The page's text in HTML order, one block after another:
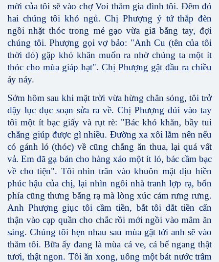
mời của tôi sẽ vào chợ Voi thăm gia đình tôi. Đêm đó
hai chúng tôi khó ngủ. Chị Phượng ý tứ thắp đèn
ngồi nhặt thóc trong mẻ gạo vừa giã bằng tay, đợi
chúng tôi. Phượng gọi vợ bảo: "Anh Cu (tên của tôi
thời đó) gặp khó khăn muốn ra nhờ chúng ta một ít
thóc cho mùa giáp hạt". Chị Phượng gật đầu ra chiều
áy náy.
Sớm hôm sau khi mặt trời vừa hừng chân sóng, tôi trở
dậy lục đục soạn sửa ra về. Chị Phượng dúi vào tay
tôi một ít bạc giấy và rụt rè: "Bác khó khăn, bầy tui
chẳng giúp được gì nhiều. Đường xa xôi lắm nên nếu
có gánh ló (thóc) về cũng chẳng ăn thua, lại quá vất
vả. Em đã gạ bán cho hàng xáo một ít ló, bác cầm bạc
về cho tiện". Tôi nhìn trân vào khuôn mặt dịu hiền
phúc hậu của chị, lại nhìn ngôi nhà tranh lợp rạ, bốn
phía cũng thưng bằng rạ mà lòng xúc cảm rưng rưng.
Anh Phượng giục tôi cầm tiền, bắt tôi dắt tiền cẩn
thận vào cạp quần cho chắc rồi mới ngồi vào mâm ăn
sáng. Chúng tôi hẹn nhau sau mùa gặt tới anh sẽ vào
thăm tôi. Bữa ấy đang là mùa cá ve, cá bể ngang thật
tươi, thật ngon. Tôi ăn xong, uống một bát nước trâm